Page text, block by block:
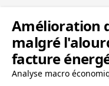
Amélioration
malgré
facture
Analyse macro